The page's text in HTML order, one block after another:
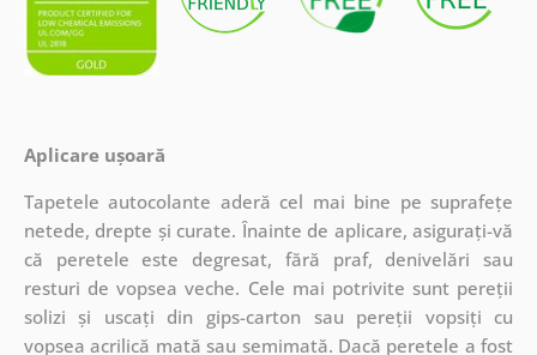
Aplicare ușoară
Tapetele autocolante aderă cel mai bine pe suprafețe
netede, drepte și curate. Înainte de aplicare, asigurați-vă
că peretele este degresat, fără praf, denivelări sau
resturi de vopsea veche. Cele mai potrivite sunt pereții
solizi și uscați din gips-carton sau pereții vopsiți cu
vopsea acrilică mată sau semimată. Dacă peretele a fost